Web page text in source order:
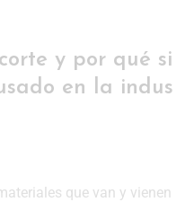
y por qué si
en la indus
que van y vienen